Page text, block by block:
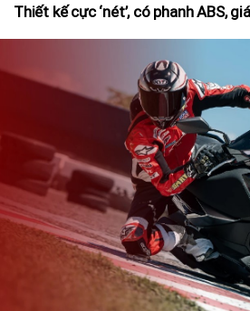
Thiết kế cực ‘nét’, có phanh ABS,